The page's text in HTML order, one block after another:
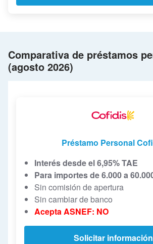
Comparativa de préstamos
(agosto 2026)
Préstamo Personal
Interés desde el 6,95% TAE
Para importes de 6.000 a
Sin comisión de apertura
Sin cambiar de banco
Acepta ASNEF: NO
Solicitar información